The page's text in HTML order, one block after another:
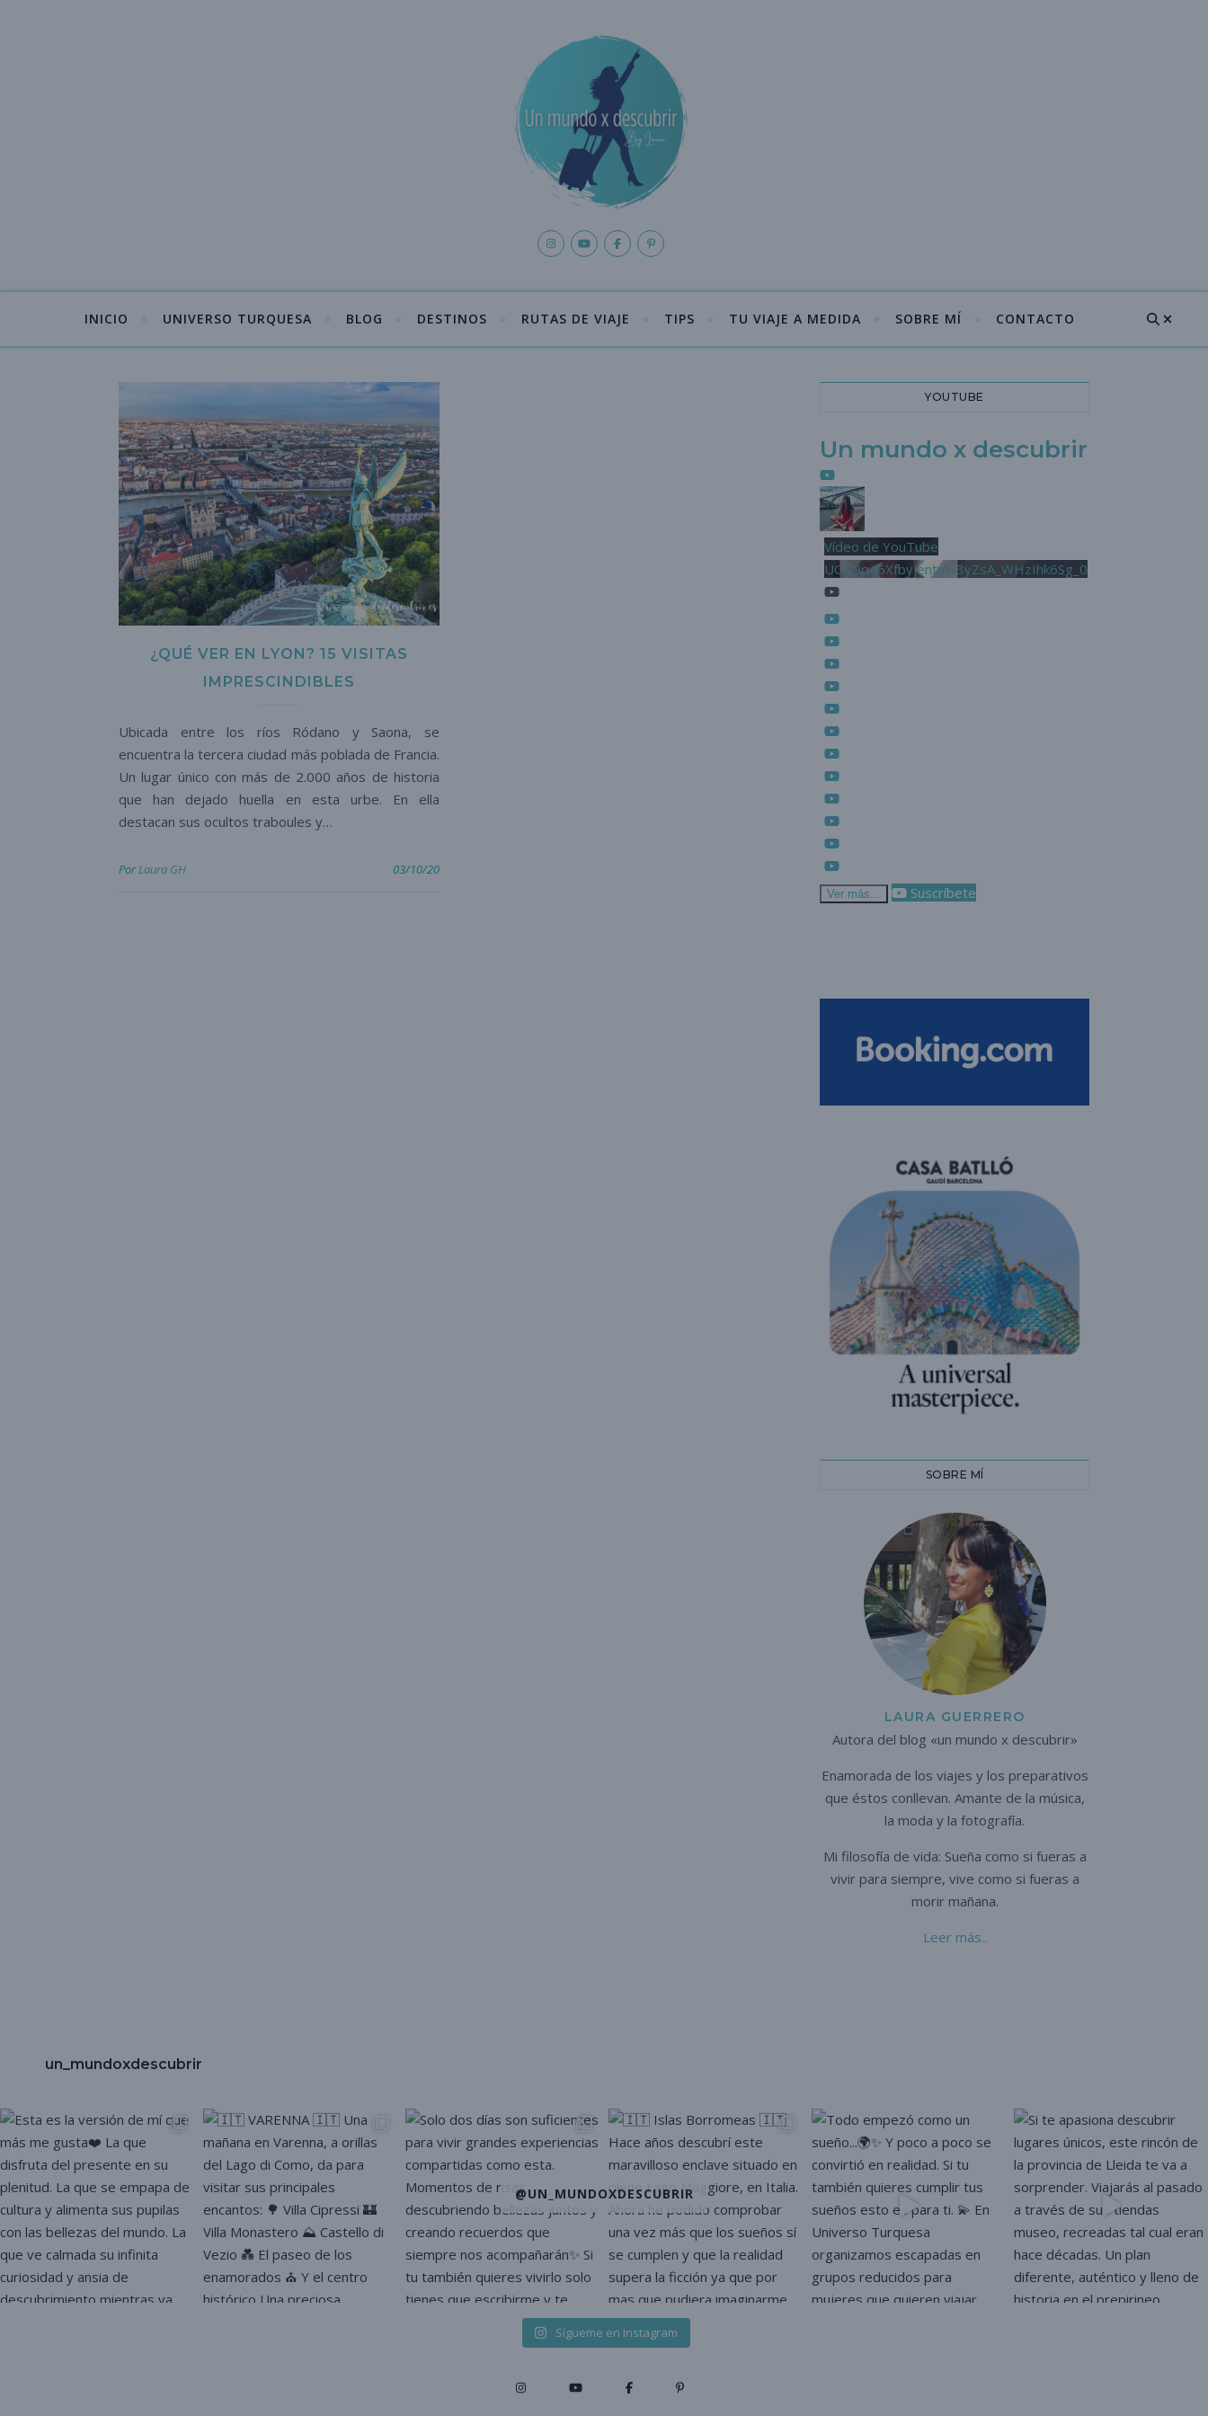
INICIO UNIVERSO TURQUESA BLOG DESTINOS RUTAS DE VIAJE TIPS TU VIAJE A MEDIDA SOBRE MÍ CONTACTO
¿QUÉ VER EN LYON? 15 VISITAS
IMPRESCINDIBLES
Ubicada entre los ríos Ródano y Saona, se
encuentra la tercera ciudad más poblada de Francia.
Un lugar único con más de 2.000 años de historia
que han dejado huella en esta urbe. En ella
destacan sus ocultos traboules y…
PorLaura GH 03/10/20
YOUTUBE
Un mundo x descubrir
Vídeo de YouTube
UCjL9q46XfbyjentnzI3yZsA_WHzIhk6Sg_0
Ver más... Suscríbete
SOBRE MÍ
LAURA GUERRERO
Autora del blog «un mundo x descubrir»
Enamorada de los viajes y los preparativos
que éstos conllevan. Amante de la música,
la moda y la fotografía.
Mi filosofía de vida: Sueña como si fueras a
vivir para siempre, vive como si fueras a
morir mañana.
Leer más..
@UN_MUNDOXDESCUBRIR
un_mundoxdescubrir
Sígueme en Instagram